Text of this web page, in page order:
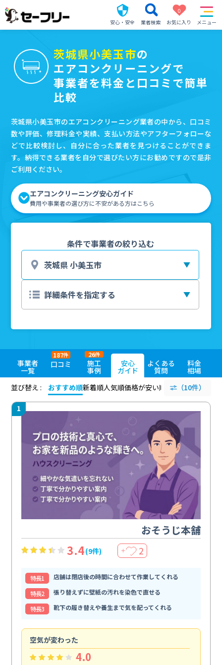
安心・安全 業者検索
0
お気に入り
メニュー
茨城県小美玉市の
エアコンクリーニングで
事業者を料金と口コミで簡単
比較
茨城県小美玉市のエアコンクリーニング業者の中から、口コミ
数や評価、修理料金や実績、支払い方法やアフターフォローな
どで比較検討し、自分に合った業者を見つけることができま
す。納得できる業者を自分で選びたい方にお勧めですので是非
ご利用ください。
エアコンクリーニング安心ガイド
費用や事業者の選び方に不安がある方はこちら
条件で事業者の絞り込む
事業者
一覧
口コミ
187件
施工
事例
26件
安心
ガイド
よくある
質問
料金
相場
並び替え :
おすすめ順新着順人気順価格が安い順 評価が高い順
（10件）
1
おそうじ本舗
3.4(9件) ＋ 2
特⻑1
店舗は閉店後の時間に合わせて作業してくれる
特⻑2
張り替えずに壁紙の汚れを染色で直せる
特⻑3
靴下の履き替えや養生まで気を配ってくれる
空気が変わった
4.0